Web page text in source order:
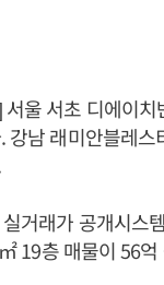
울 서초 디에이
강남 래미안블레
거래가 공개시스
19층 매물이 56